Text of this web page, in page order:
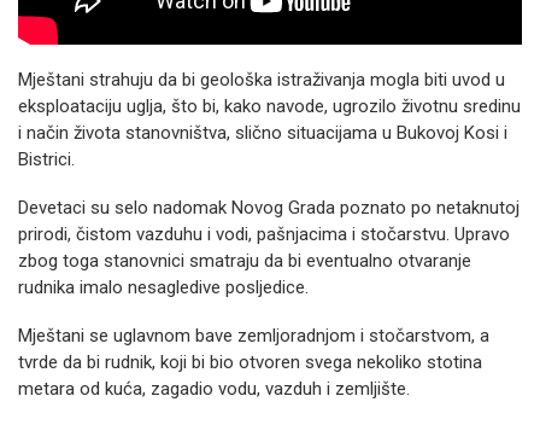
Mještani strahuju da bi geološka istraživanja mogla biti uvod u
eksploataciju uglja, što bi, kako navode, ugrozilo životnu sredinu
i način života stanovništva, slično situacijama u Bukovoj Kosi i
Bistrici.
Devetaci su selo nadomak Novog Grada poznato po netaknutoj
prirodi, čistom vazduhu i vodi, pašnjacima i stočarstvu. Upravo
zbog toga stanovnici smatraju da bi eventualno otvaranje
rudnika imalo nesagledive posljedice.
Mještani se uglavnom bave zemljoradnjom i stočarstvom, a
tvrde da bi rudnik, koji bi bio otvoren svega nekoliko stotina
metara od kuća, zagadio vodu, vazduh i zemljište.